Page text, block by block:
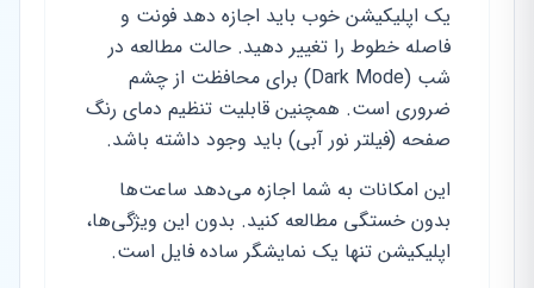
یک اپلیکیشن خوب باید اجازه دهد فونت و
فاصله خطوط را تغییر دهید. حالت مطالعه در
شب (Dark Mode) برای محافظت از چشم
ضروری است. همچنین قابلیت تنظیم دمای رنگ
صفحه (فیلتر نور آبی) باید وجود داشته باشد.
این امکانات به شما اجازه می‌دهد ساعت‌ها
بدون خستگی مطالعه کنید. بدون این ویژگی‌ها،
اپلیکیشن تنها یک نمایشگر ساده فایل است.